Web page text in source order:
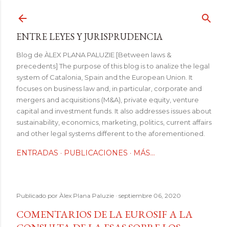
ENTRE LEYES Y JURISPRUDENCIA
Blog de ÀLEX PLANA PALUZIE [Between laws &
precedents] The purpose of this blog is to analize the legal
system of Catalonia, Spain and the European Union. It
focuses on business law and, in particular, corporate and
mergers and acquisitions (M&A), private equity, venture
capital and investment funds. It also addresses issues about
sustainability, economics, marketing, politics, current affairs
and other legal systems different to the aforementioned.
ENTRADAS PUBLICACIONES MÁS…
Publicado por Àlex Plana Paluzie septiembre 06, 2020
COMENTARIOS DE LA EUROSIF A LA